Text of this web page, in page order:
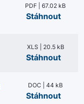
PDF | 67.02 kB
Stáhnout
XLS | 20.5 kB
Stáhnout
DOC | 44 kB
Stáhnout